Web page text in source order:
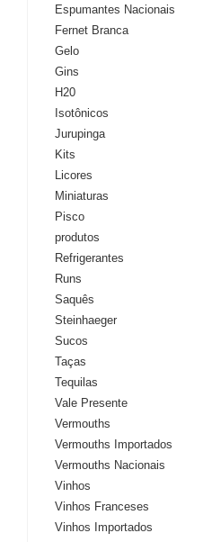
Espumantes Nacionais
Fernet Branca
Gelo
Gins
H20
Isotônicos
Jurupinga
Kits
Licores
Miniaturas
Pisco
produtos
Refrigerantes
Runs
Saquês
Steinhaeger
Sucos
Taças
Tequilas
Vale Presente
Vermouths
Vermouths Importados
Vermouths Nacionais
Vinhos
Vinhos Franceses
Vinhos Importados